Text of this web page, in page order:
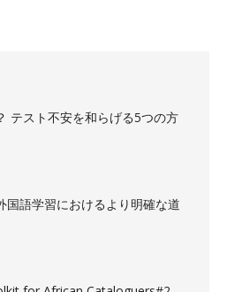
テスト不安を和らげる5つの方
国語学習におけるより明確な道